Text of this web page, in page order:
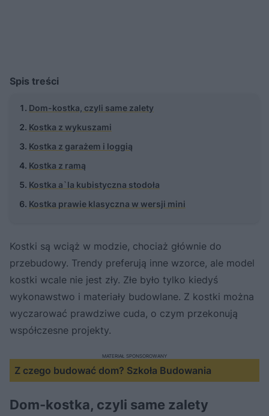
Spis treści
Dom-kostka, czyli same zalety
Kostka z wykuszami
Kostka z garażem i loggią
Kostka z ramą
Kostka a`la kubistyczna stodoła
Kostka prawie klasyczna w wersji mini
Kostki są wciąż w modzie, chociaż głównie do
przebudowy. Trendy preferują inne wzorce, ale model
kostki wcale nie jest zły. Złe było tylko kiedyś
wykonawstwo i materiały budowlane. Z kostki można
wyczarować prawdziwe cuda, o czym przekonują
współczesne projekty.
Z czego budować dom? Szkoła Budowania
MATERIAŁ SPONSOROWANY
Dom-kostka, czyli same zalety